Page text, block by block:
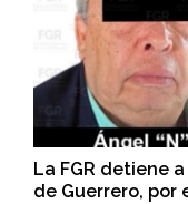
La FGR detiene
de Guerrero, por